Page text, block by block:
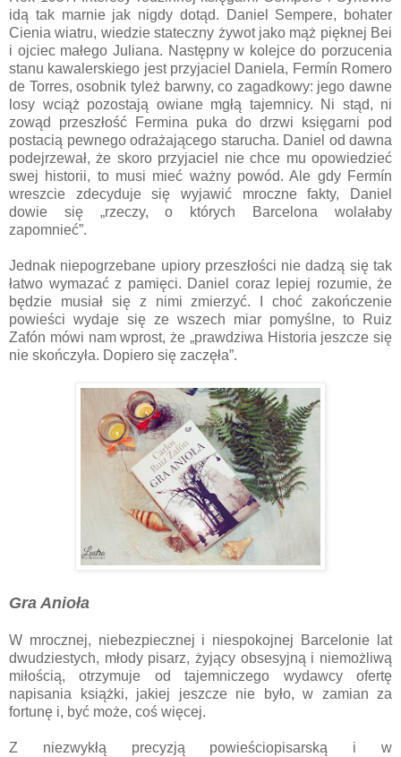
idą tak marnie jak nigdy dotąd. Daniel Sempere, bohater
Cienia wiatru, wiedzie stateczny żywot jako mąż pięknej Bei
i ojciec małego Juliana. Następny w kolejce do porzucenia
stanu kawalerskiego jest przyjaciel Daniela, Fermín Romero
de Torres, osobnik tyleż barwny, co zagadkowy: jego dawne
losy wciąż pozostają owiane mgłą tajemnicy. Ni stąd, ni
zowąd przeszłość Fermina puka do drzwi księgarni pod
postacią pewnego odrażającego starucha. Daniel od dawna
podejrzewał, że skoro przyjaciel nie chce mu opowiedzieć
swej historii, to musi mieć ważny powód. Ale gdy Fermín
wreszcie zdecyduje się wyjawić mroczne fakty, Daniel
dowie się „rzeczy, o których Barcelona wolałaby
zapomnieć”.
Jednak niepogrzebane upiory przeszłości nie dadzą się tak
łatwo wymazać z pamięci. Daniel coraz lepiej rozumie, że
będzie musiał się z nimi zmierzyć. I choć zakończenie
powieści wydaje się ze wszech miar pomyślne, to Ruiz
Zafón mówi nam wprost, że „prawdziwa Historia jeszcze się
nie skończyła. Dopiero się zaczęła”.
Gra Anioła
W mrocznej, niebezpiecznej i niespokojnej Barcelonie lat
dwudziestych, młody pisarz, żyjący obsesyjną i niemożliwą
miłością, otrzymuje od tajemniczego wydawcy ofertę
napisania książki, jakiej jeszcze nie było, w zamian za
fortunę i, być może, coś więcej.
Z niezwykłą precyzją powieściopisarską i w